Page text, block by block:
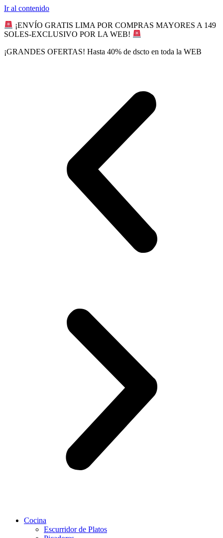
Ir al contenido
¡ENVÍO GRATIS LIMA POR COMPRAS MAYORES A 149
SOLES-EXCLUSIVO POR LA WEB!
¡GRANDES OFERTAS! Hasta 40% de dscto en toda la WEB
Cocina
Escurridor de Platos